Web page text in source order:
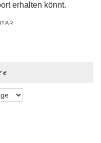
erhalten könnt.